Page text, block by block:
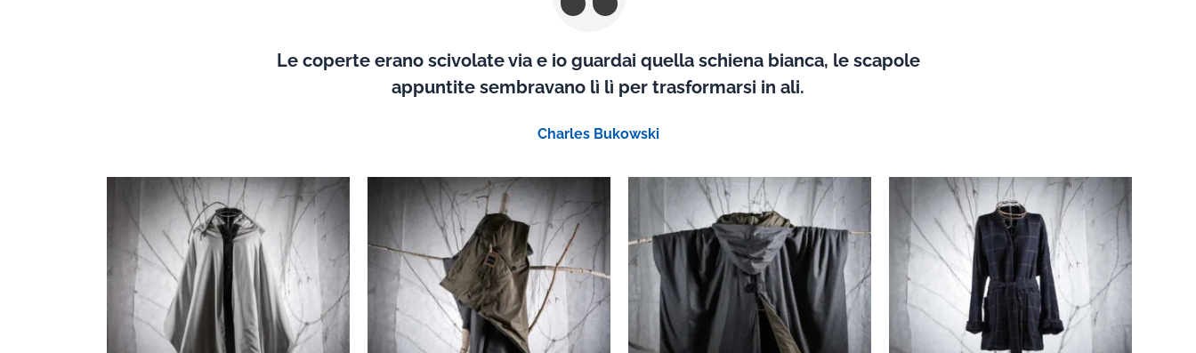
Le coperte erano scivolate via e io guardai quella schiena bianca, le scapole
appuntite sembravano lì lì per trasformarsi in ali.
Charles Bukowski